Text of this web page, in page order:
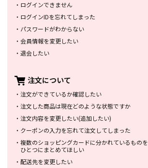
・ ログインできません
・ ログインIDを忘れてしまった
・ パスワードがわからない
・ 会員情報を変更したい
・ 退会したい
注文について
・ 注文ができているか確認したい
・ 注文した商品は現在どのような状態ですか
・ 注文内容を変更したい(追加したい)
・ クーポンの入力を忘れて注文してしまった
・ 複数のショッピングカードに分かれているものを
ひとつにまとめてほしい
・ 配送先を変更したい